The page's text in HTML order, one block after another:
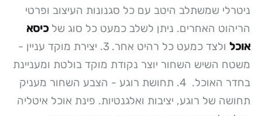
ניטרלי שמשתלב היטב עם כל סגנונות העיצוב ופרטי
הריהוט האחרים. ניתן לשלב כמעט כל סוג שלכיסא
אוכל ולצד כמעט כל רהיט אחר.
3. יצירת מוקד עניין -
משטח השיש השחור יוצר נקודת מוקד בולטת ומעניינת
בחדר האוכל.
4. תחושת רוגע - הצבע השחור מעניק
תחושה של רוגע, יציבות ואלגנטיות. פינת אוכל איטליה